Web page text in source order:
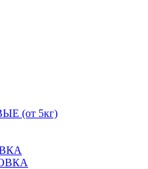
(от 5кг)